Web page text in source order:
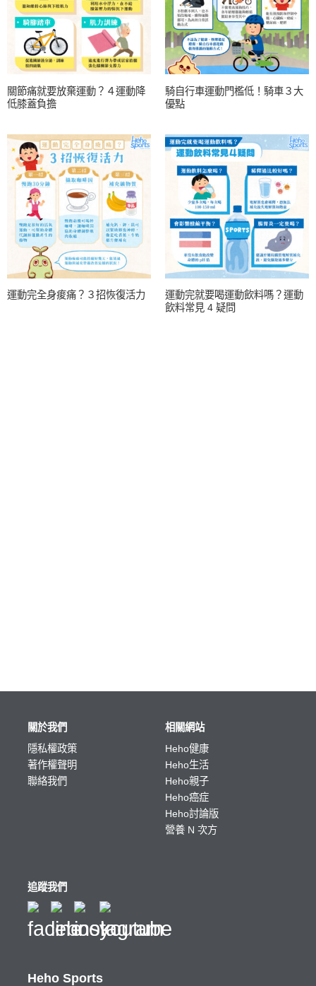
關節痛就要放棄運動？４運動降
低膝蓋負擔
騎自行車運動門檻低！騎車３大
優點
運動完全身痠痛？３招恢復活力
運動完就要喝運動飲料嗎？運動
飲料常見 4 疑問
Heho Sports
關於我們
隱私權政策
著作權聲明
聯絡我們
相關網站
Heho健康
Heho生活
Heho親子
Heho癌症
Heho討論版
營養 N 次方
追蹤我們